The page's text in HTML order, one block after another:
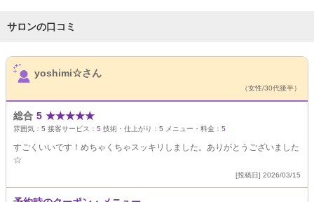
サロンの口コミ
サロンPick Up
yoshimi☆さん
（女性/30代後半）
総合 5 ★★★★★
雰囲気： 5 接客サービス： 5 技術・仕上がり： 5 メニュー・料金： 5
すごくいいです！めちゃくちゃスッキリしました。ありがとうございました
☆
[投稿日] 2026/03/15